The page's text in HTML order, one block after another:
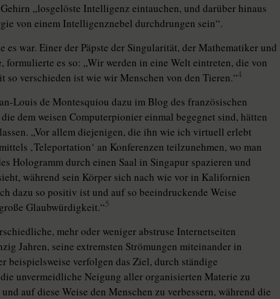
„losgelöste Intelligenz eintauchen, und darüber hinaus
von einem Intelligenznebel durchdrungen sein“.
es war. Einer der Päpste der Singularität, der Mathematiker und
es so: „Wir werden in eine Welt eintreten, die von
so verschieden ist wie wir Menschen von den Tieren.“4
Louis de Montesquiou dazu im Blog des französischen
dem weisen Computerpionier einmal begegnet sind, hätten
„Vor allem diejenigen, die ihn wie ich virtuell erlebt
‚Teleportation‘ an Konferenzen teilzunehmen, wo man
Hologramm durch einen Saal in Singapur spazieren und
während sein Körper sich nach wie vor in Kalifornien
dazu so positiv ist und auf so beeindruckende Weise
Glaubwürdigkeit.“5
mehr oder weniger abstruse Internetseiten
Jahren, seine extremsten Strömungen miteinander in
beispielsweise verfolgen das Ziel, durch ständige
unvermeidliche Neigung aller organisierten Materie zu
auf diese Weise den Menschen zu verbessern, während die